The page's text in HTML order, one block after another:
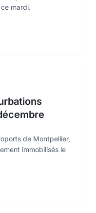
mardi.
de Montpellier,
immobilisés le